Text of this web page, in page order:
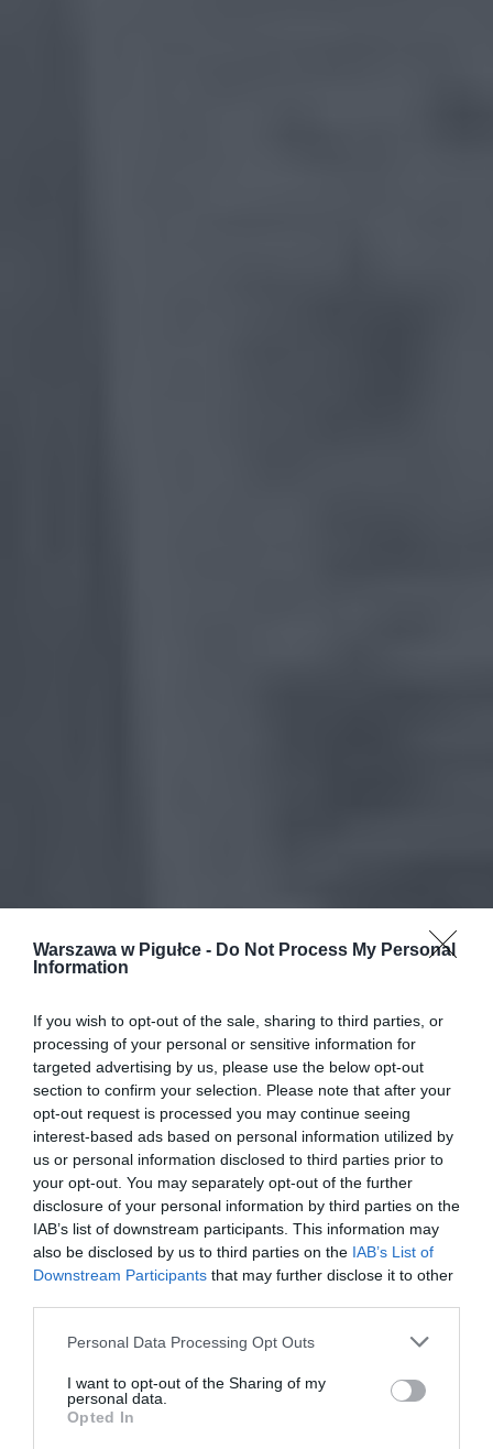
Warszawa w Pigułce - Do Not Process My Personal
Information
If you wish to opt-out of the sale, sharing to third parties, or
processing of your personal or sensitive information for
targeted advertising by us, please use the below opt-out
section to confirm your selection. Please note that after your
opt-out request is processed you may continue seeing
interest-based ads based on personal information utilized by
us or personal information disclosed to third parties prior to
your opt-out. You may separately opt-out of the further
disclosure of your personal information by third parties on the
IAB’s list of downstream participants. This information may
also be disclosed by us to third parties on the IAB’s List of
Downstream Participants that may further disclose it to other
Personal Data Processing Opt Outs
I want to opt-out of the Sharing of my
personal data.
Opted In